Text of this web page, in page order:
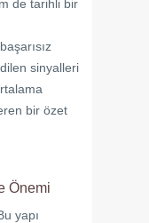
de tarihli bir
sinyalleri
bir özet
Önemi
yapı